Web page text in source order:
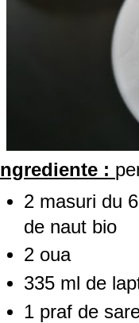
Ingrediente :
2 masuri du
de naut bio
2 oua
335 ml de
1 praf de